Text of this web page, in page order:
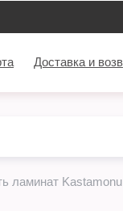
Доставка и
ламинат